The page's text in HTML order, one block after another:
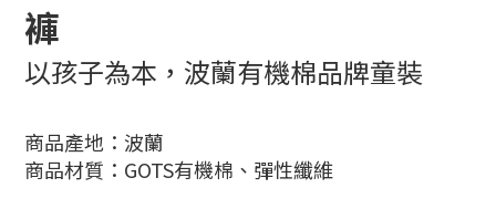
褲
以孩子為本，波蘭有機棉品牌童裝
商品產地：波蘭
商品材質：GOTS有機棉、彈性纖維